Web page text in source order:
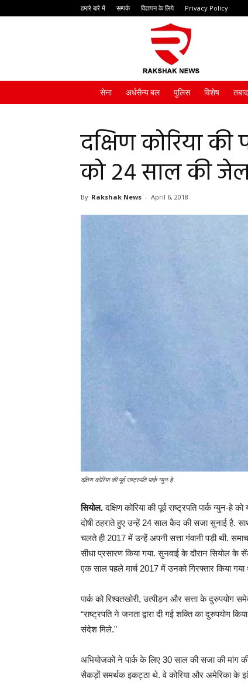
हमारे बारे में सम्पर्क विज्ञापन के लिये Privacy Policy
सेना अर्धसैन्य बल पुलिस विशेष
दक्षिण कोरिया की
को 24 साल की
By Rakshak News - April 6, 2018
दक्षिण कोरिया की पूर्व राष्ट्रपति पार्क ग्युन-हे
सियोल.दक्षिण कोरिया की पूर्व राष्ट्रपति पार्क
दोषी ठहराते हुए उन्हें 24 साल कैद की सजा सुनाई है.
चलते ही 2017 में उन्हें अपनी सत्ता गंवानी पड़ी थी.
सीधा प्रसारण किया गया. सुनवाई के दौरान सियोल के
एक साल पहले मार्च 2017 में उनको गिरफ्तार किया गया
पार्क को रिश्वतखोरी, उत्पीड़न और सत्ता के दुरुपयोग
“राष्ट्रपति ने जनता द्वारा दी गई शक्ति का
संदेश मिले.”
अभियोजकों ने पार्क के लिए 30 साल की सजा की
सैकड़ों समर्थक इकट्ठा थे. वे कोरिया और अमेरिका के